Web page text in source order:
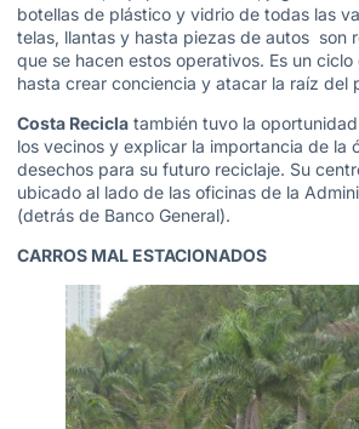
botellas de plástico y vidrio de todas las
telas, llantas y hasta piezas de autos son
que se hacen estos operativos. Es un ciclo
hasta crear conciencia y atacar la raíz del
Costa Recicla también tuvo la
los vecinos y explicar la importancia de la
desechos para su futuro reciclaje. Su
ubicado al lado de las oficinas de la
(detrás de Banco General).
CARROS MAL ESTACIONADOS